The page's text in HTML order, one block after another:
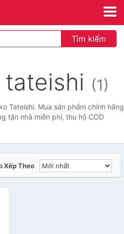
Tìm kiếm
(1)
Tateishi. Mua sản phẩm chính hãng
tận nhà miễn phí, thu hộ COD
Xếp Theo